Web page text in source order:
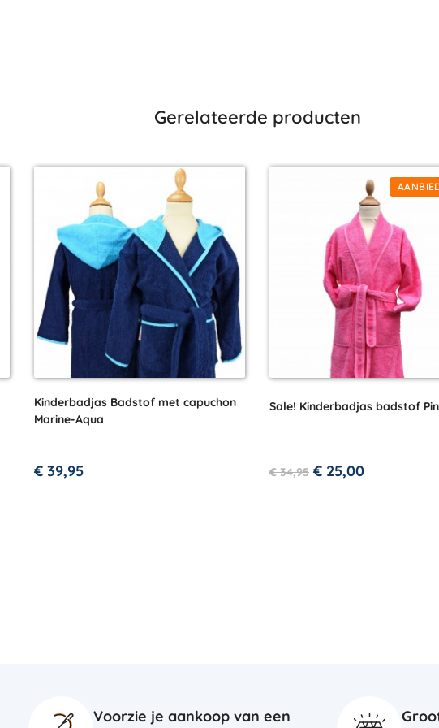
Gerelateerde producten
Kinderbadjas Badstof met capuchon
Marine-Aqua
€ 39,95
Sale! Kinderbadjas badstof
€34,95 € 25,00
Voorzie je aankoop van een